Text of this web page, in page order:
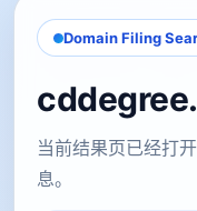
Domain Filing
当前结果页已经打
息。